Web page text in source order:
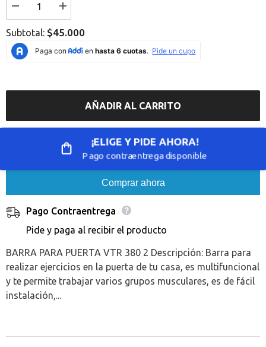
Error:
Missing
interpolation
value
&quot;producto&quot;
cantidad
}}&quot;
I18n
Error:
Missing
interpolation
value
&quot;producto&quot;
cantidad
}}&quot;
Subtotal: $45.000
AÑADIR AL CARRITO
¡ELIGE Y PIDE AHORA!
Pago contraentrega disponible
Comprar ahora
Pago Contraentrega
Pide y paga al recibir el producto
BARRA PARA PUERTA VTR 380 2 Descripción: Barra para
realizar ejercicios en la puerta de tu casa, es multifuncional
y te permite trabajar varios grupos musculares, es de fácil
instalación,...